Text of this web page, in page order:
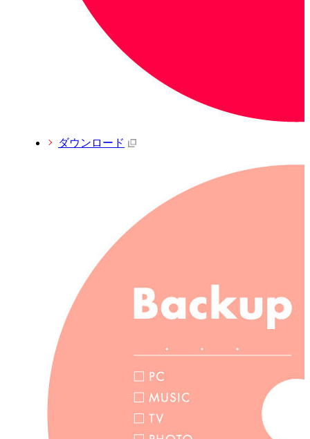
ダウンロード